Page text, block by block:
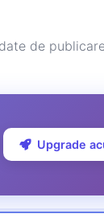
de
Upgrade